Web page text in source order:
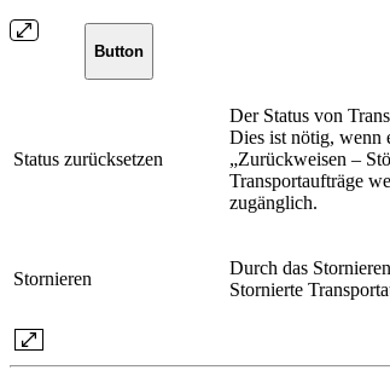
Button
Status zurücksetzen
Der Status von
Dies ist nötig, wenn
„Zurückweisen –
Transportaufträge
zugänglich.
Stornieren
Durch das
Stornierte